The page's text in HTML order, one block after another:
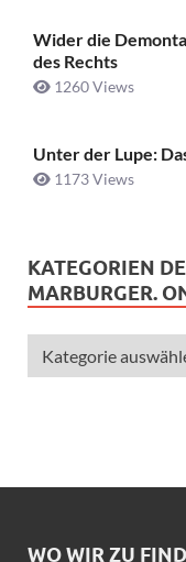
Wider die
des Rechts
1260 Views
Unter der Lupe:
1173 Views
KATEGORIEN
MARBURGER.
WO WIR ZU